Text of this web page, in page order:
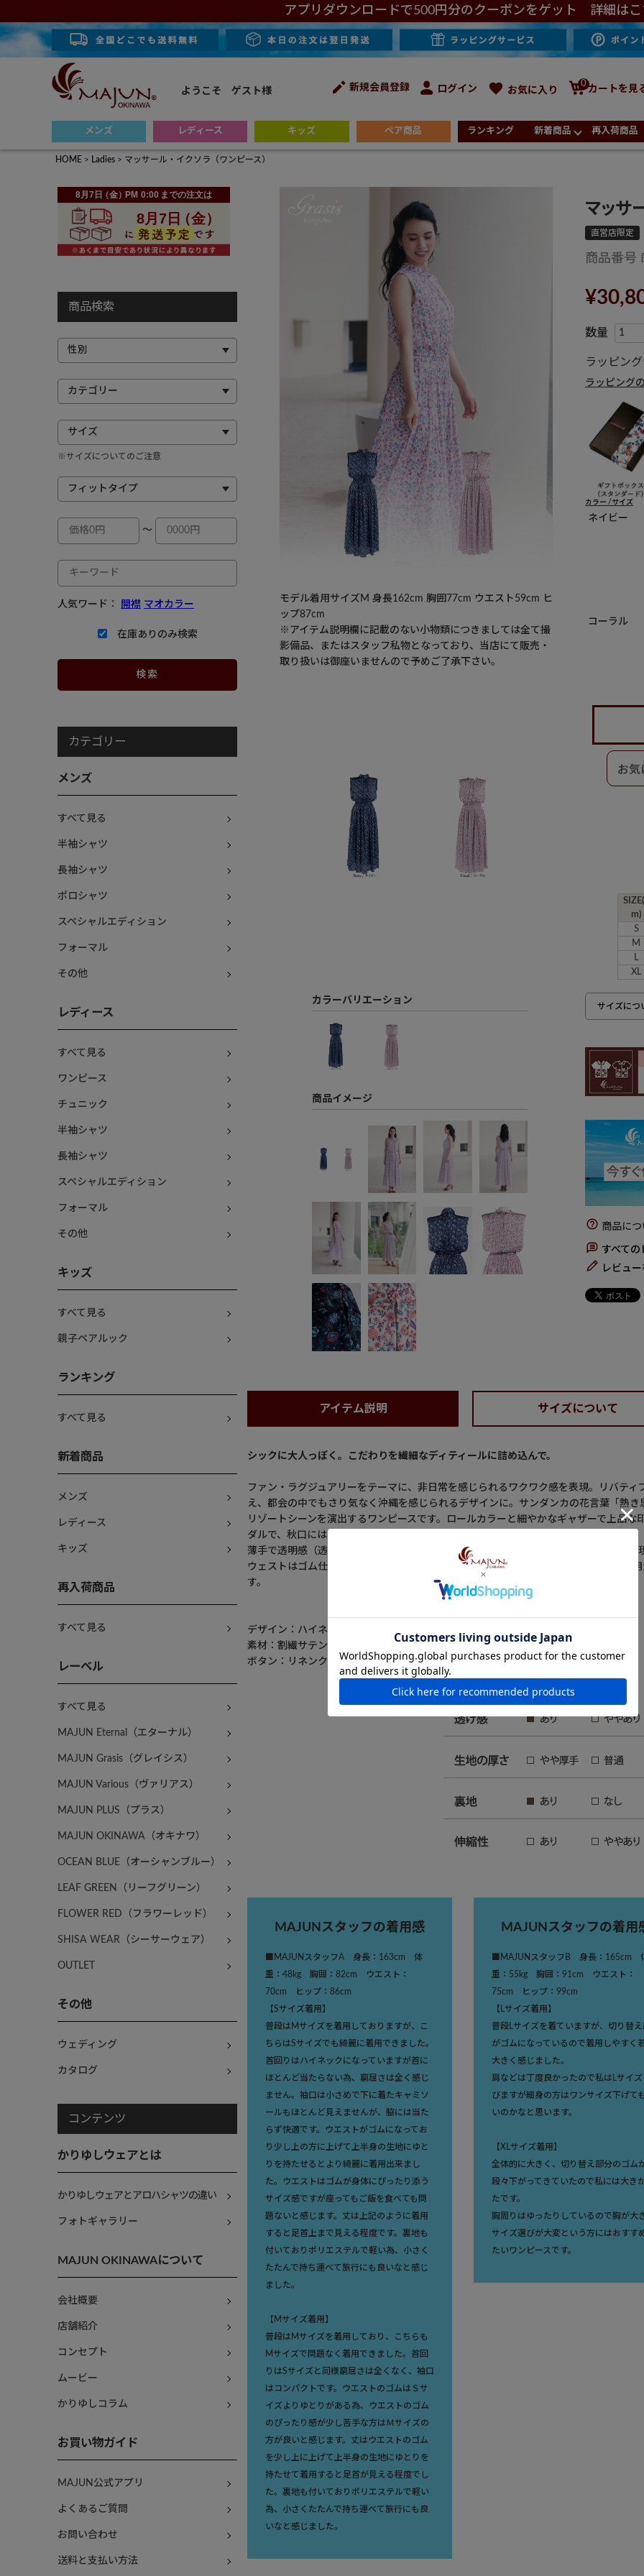
アプリダウンロードで500円分のクーポンをゲット 詳細はこ
ようこそ ゲスト様 新規会員登録 ログイン お気に入り
0
カートを見
メンズ レディース キッズ ペア商品 ランキング 新着商品 再入荷商品
HOME Ladies マッサール・イクソラ（ワンピース）
商品検索
※サイズについてのご注意
～
人気ワード： 開襟 マオカラー
在庫ありのみ検索
カテゴリー
メンズ
すべて見る
半袖シャツ
長袖シャツ
ポロシャツ
スペシャルエディション
フォーマル
その他
レディース
すべて見る
ワンピース
チュニック
半袖シャツ
長袖シャツ
スペシャルエディション
フォーマル
その他
キッズ
すべて見る
親子ペアルック
ランキング
すべて見る
新着商品
メンズ
レディース
キッズ
再入荷商品
すべて見る
レーベル
すべて見る
MAJUN Eternal（エターナル）
MAJUN Grasis（グレイシス）
MAJUN Various（ヴァリアス）
MAJUN PLUS（プラス）
MAJUN OKINAWA（オキナワ）
OCEAN BLUE（オーシャンブルー）
LEAF GREEN（リーフグリーン）
FLOWER RED（フラワーレッド）
SHISA WEAR（シーサーウェア）
OUTLET
その他
ウェディング
カタログ
コンテンツ
かりゆしウェアとは
かりゆしウェアとアロハシャツの違い
フォトギャラリー
MAJUN OKINAWAについて
会社概要
店舗紹介
コンセプト
ムービー
かりゆしコラム
お買い物ガイド
MAJUN公式アプリ
よくあるご質問
お問い合わせ
送料と支払い方法
モデル着用サイズM 身長162cm 胸囲77cm ウエスト59cm ヒ
ップ87cm
※アイテム説明欄に記載のない小物類につきましては全て撮
影備品、またはスタッフ私物となっており、当店にて販売・
取り扱いは御座いませんので予めご了承下さい。
カラーバリエーション
商品イメージ
マッサ
直営店限定
商品番号
¥
ラッピング
ラッピング
カラー サイズ
ネイビー
コーラル
m)
S
M
L
XL
サイズにつ
商品に
すべて
レビュ
アイテム説明 サイズについて
シックに大人っぽく。こだわりを繊細なディティールに詰め込んで。
ファン・ラグジュアリーをテーマに、非日常を感じられるワクワク感を表現。リバテ
え、都会の中でもさり気なく沖縄を感じられるデザインに。サンダンカの花言葉「熱
リゾートシーンを演出するワンピースです。ロールカラーと細やかなギャザーで上品
ダルで、秋口にはショートブーツを合わせたりといろいろな表情が楽しめます。
薄手で透明感（透け感）のあるさらさらした肌触り。こだわったディティールなども
ウェストはゴム仕様で着心地は楽に、Iラインシルエットで嬉しい縦長効果も。水の使
す。
デザイン：ハイネック・ウエストギャザー・マキシ丈ワンピース（裏地付き）
素材：割繊サテン／ポリエステル100％
ボタン：リネンクルミ釦
MAJUNスタッフの着用感
■MAJUNスタッフA 身長：163cm 体
重：48kg 胸囲：82cm ウエスト：
70cm ヒップ：86cm
【Sサイズ着用】
普段はMサイズを着用しておりますが、こ
ちらはSサイズでも綺麗に着用できました。
首回りはハイネックになっていますが首に
ほとんど当たらない為、窮屈さは全く感じ
ません。袖口は小さめで下に着たキャミソ
ールもほとんど見えませんが、脇には当た
らず快適です。ウエストがゴムになってお
り少し上の方に上げて上半身の生地にゆと
りを持たせるとより綺麗に着用出来まし
た。ウエストはゴムが身体にぴったり添う
サイズ感ですが座ってもご飯を食べても問
題ないと感じます。丈は上記のように着用
すると足首上まで見える程度です。裏地も
付いておりポリエステルで軽い為、小さく
たたんで持ち運べて旅行にも良いなと感じ
ました。
【Mサイズ着用】
普段はMサイズを着用しており、こちらも
Mサイズで問題なく着用できました。首回
りはSサイズと同様窮屈さは全くなく、袖口
はコンパクトです。ウエストのゴムはＳサ
イズよりゆとりがある為、ウエストのゴム
のぴったり感が少し苦手な方はＭサイズの
方が良いと感じます。丈はウエストのゴム
を少し上に上げて上半身の生地にゆとりを
持たせて着用すると足首が見える程度でし
た。裏地も付いておりポリエステルで軽い
為、小さくたたんで持ち運べて旅行にも良
いなと感じました。
MAJUNスタッフの着用
■MAJUNスタッフB 身長：165cm
重：55kg 胸囲：91cm ウエスト：
75cm ヒップ：99cm
【Lサイズ着用】
普段Lサイズを着ていますが、切り替
がゴムになっているので着用しやすく
大きく感じました。
肩などは丁度良かったので私はLサイ
びますが細身の方はワンサイズ下げて
いのかなと思います。
【XLサイズ着用】
全体的に大きく、切り替え部分のゴム
段々下がってきていたので私には大き
たです。
胸周りはゆったりしているので胸が大
サイズ選びが大変という方にはおすす
たいワンピースです。